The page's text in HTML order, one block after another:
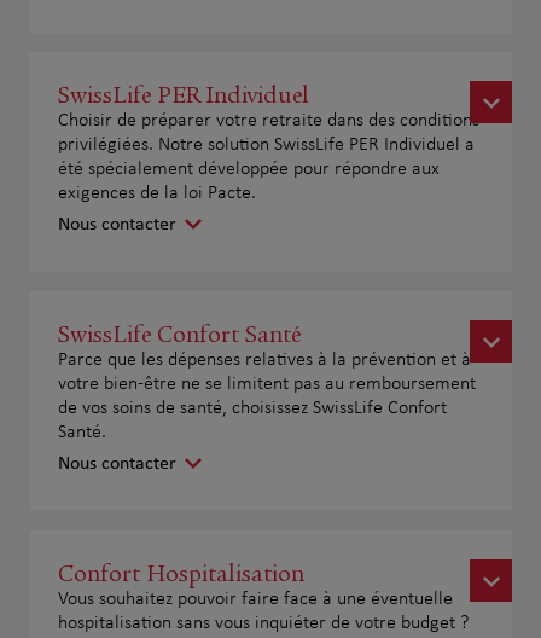
SwissLife PER Individuel
Choisir de préparer votre retraite dans des conditions
privilégiées. Notre solution SwissLife PER Individuel a
été spécialement développée pour répondre aux
exigences de la loi Pacte.
Nous contacter
SwissLife Confort Santé
Parce que les dépenses relatives à la prévention et à
votre bien-être ne se limitent pas au remboursement
de vos soins de santé, choisissez SwissLife Confort
Santé.
Nous contacter
Confort Hospitalisation
Vous souhaitez pouvoir faire face à une éventuelle
hospitalisation sans vous inquiéter de votre budget ?